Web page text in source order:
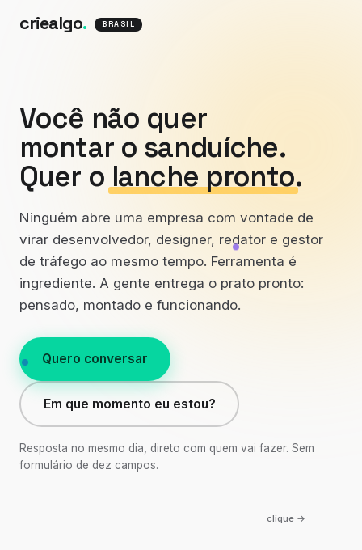
criealgo. BRASIL
Você não quer
montar o sanduíche.
Quer o lanche pronto.
Ninguém abre uma empresa com vontade de
virar desenvolvedor, designer, redator e gestor
de tráfego ao mesmo tempo. Ferramenta é
ingrediente. A gente entrega o prato pronto:
pensado, montado e funcionando.
Quero conversar
Em que momento eu estou?
Resposta no mesmo dia, direto com quem vai fazer. Sem
formulário de dez campos.
clique →